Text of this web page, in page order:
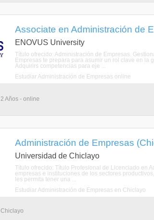
Associate en Administración de
ENOVUS University
Título ofrecido: Administración de Empresas.
Empresas te prepara para asumir un rol clave en
Adquirirs competencias para eje ...
Estudiar Administración de Empresas online
Años - online
Administración de Empresas
Universidad de Chiclayo
Título ofrecido: Título Profesional de Licenciado en
empresas e instituciones de los sectores
les permita tener una ...
Estudiar Administración de Empresas en Chiclayo